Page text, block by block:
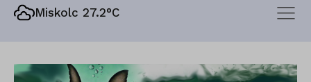
Miskolc 27.2°C